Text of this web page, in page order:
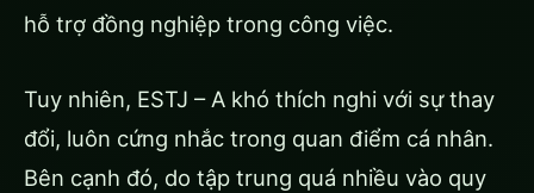
hỗ trợ đồng nghiệp trong công việc.
Tuy nhiên, ESTJ – A khó thích nghi với sự thay
đổi, luôn cứng nhắc trong quan điểm cá nhân.
Bên cạnh đó, do tập trung quá nhiều vào quy